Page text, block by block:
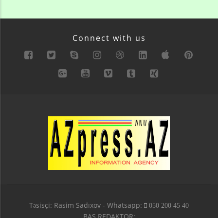
Connect with us
Təsisçi: Rasim Sadıxov - Whatsapp: 050 200 45 40